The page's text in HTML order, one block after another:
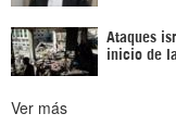
Ataques
inicio de
Ver más